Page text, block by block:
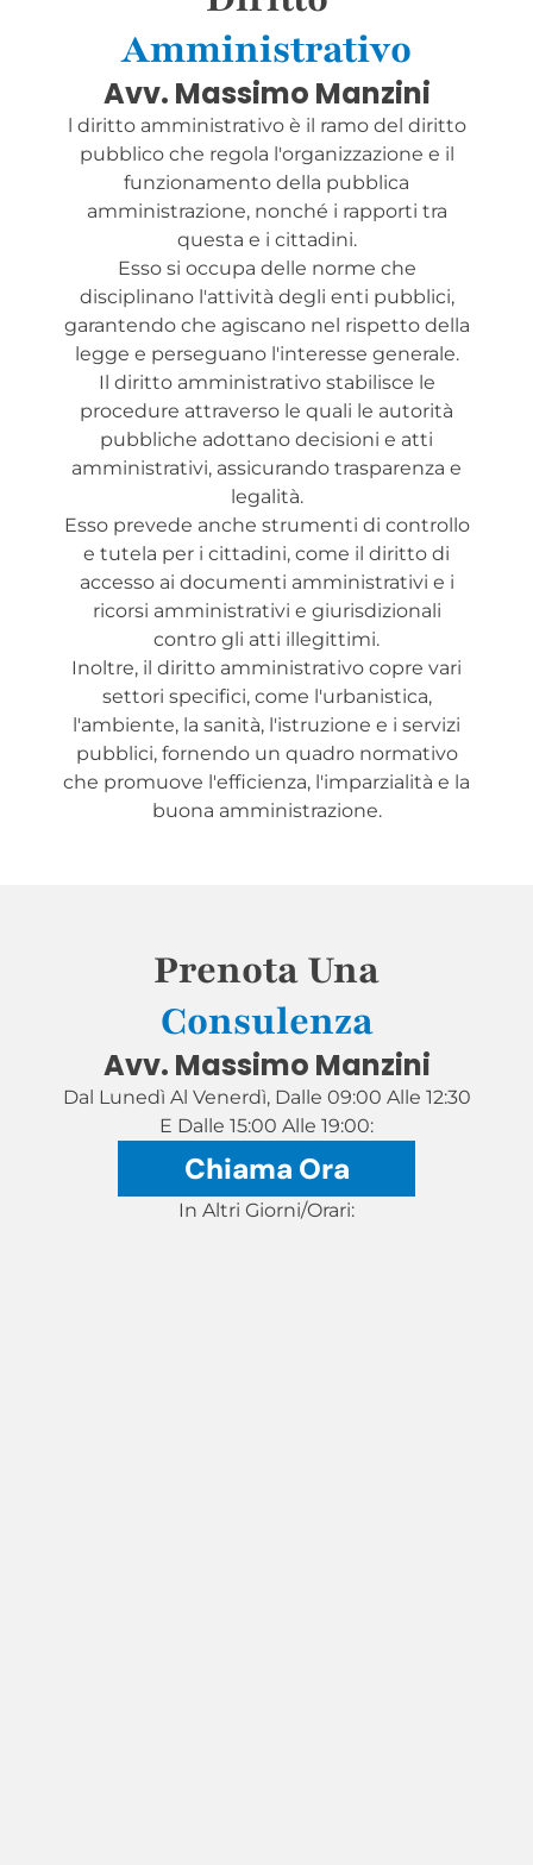
Amministrativo
Avv. Massimo Manzini
l diritto amministrativo è il ramo del diritto
pubblico che regola l'organizzazione e il
funzionamento della pubblica
amministrazione, nonché i rapporti tra
questa e i cittadini.
Esso si occupa delle norme che
disciplinano l'attività degli enti pubblici,
garantendo che agiscano nel rispetto della
legge e perseguano l'interesse generale.
Il diritto amministrativo stabilisce le
procedure attraverso le quali le autorità
pubbliche adottano decisioni e atti
amministrativi, assicurando trasparenza e
legalità.
Esso prevede anche strumenti di controllo
e tutela per i cittadini, come il diritto di
accesso ai documenti amministrativi e i
ricorsi amministrativi e giurisdizionali
contro gli atti illegittimi.
Inoltre, il diritto amministrativo copre vari
settori specifici, come l'urbanistica,
l'ambiente, la sanità, l'istruzione e i servizi
pubblici, fornendo un quadro normativo
che promuove l'efficienza, l'imparzialità e la
buona amministrazione.
Prenota Una
Consulenza
Avv. Massimo Manzini
Dal Lunedì Al Venerdì, Dalle 09:00 Alle 12:30
E Dalle 15:00 Alle 19:00:
Chiama Ora
In Altri Giorni/Orari: